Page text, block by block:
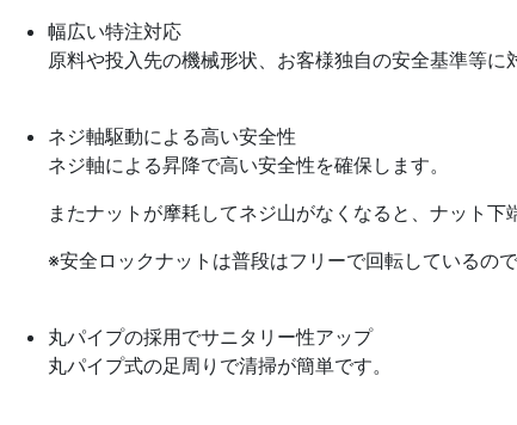
幅広い特注対応
原料や投入先の機械形状、お客様独自の安全基準等に
ネジ軸駆動による高い安全性
ネジ軸による昇降で高い安全性を確保します。
またナットが摩耗してネジ山がなくなると、ナット
※安全ロックナットは普段はフリーで回転しているの
丸パイプの採用でサニタリー性アップ
丸パイプ式の足周りで清掃が簡単です。